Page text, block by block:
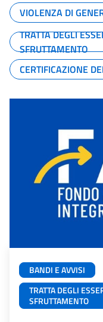
VIOLENZA DI
TRATTA DEGLI
SFRUTTAMENTO
CERTIFICAZIONE
BANDI E AVVISI
TRATTA DEGLI
SFRUTTAMENTO